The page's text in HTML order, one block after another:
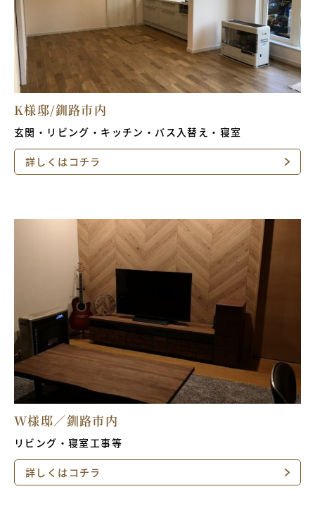
K様邸/釧路市内
玄関・リビング・キッチン・バス入替え・寝室
詳しくはコチラ
W様邸／釧路市内
リビング・寝室工事等
詳しくはコチラ